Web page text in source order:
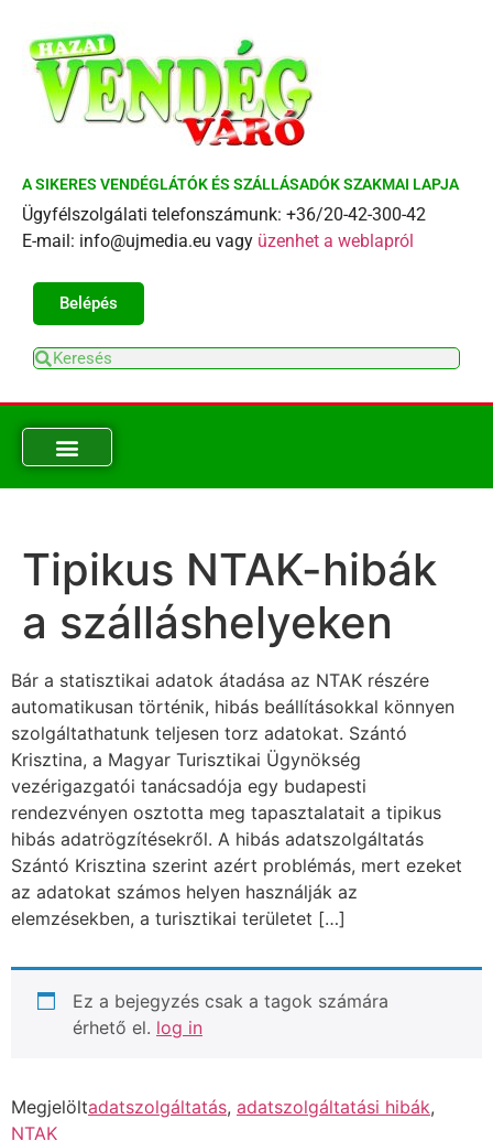
A SIKERES VENDÉGLÁTÓK ÉS SZÁLLÁSADÓK SZAKMAI LAPJA
Ügyfélszolgálati telefonszámunk: +36/20-42-300-42
E-mail: info@ujmedia.eu vagy üzenhet a weblapról
Belépés
Tipikus NTAK-hibák
a szálláshelyeken
Bár a statisztikai adatok átadása az NTAK részére
automatikusan történik, hibás beállításokkal könnyen
szolgáltathatunk teljesen torz adatokat. Szántó
Krisztina, a Magyar Turisztikai Ügynökség
vezérigazgatói tanácsadója egy budapesti
rendezvényen osztotta meg tapasztalatait a tipikus
hibás adatrögzítésekről. A hibás adatszolgáltatás
Szántó Krisztina szerint azért problémás, mert ezeket
az adatokat számos helyen használják az
elemzésekben, a turisztikai területet […]
Ez a bejegyzés csak a tagok számára
érhető el. log in
Megjelöltadatszolgáltatás, adatszolgáltatási hibák,
NTAK